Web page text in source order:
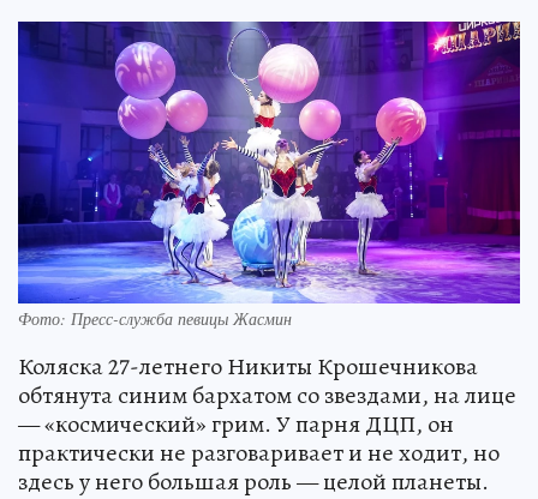
Фото: Пресс-служба певицы Жасмин
Коляска 27-летнего Никиты Крошечникова
обтянута синим бархатом со звездами, на лице
— «космический» грим. У парня ДЦП, он
практически не разговаривает и не ходит, но
здесь у него большая роль — целой планеты.